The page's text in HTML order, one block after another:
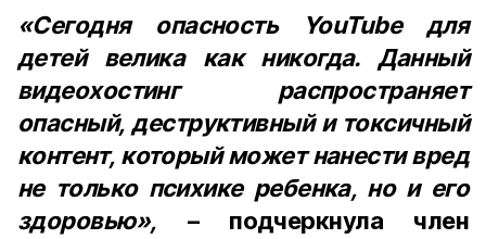
«Сегодня опасность YouTube для
детей велика как никогда. Данный
видеохостинг распространяет
опасный, деструктивный и токсичный
контент, который может нанести вред
не только психике ребенка, но и его
здоровью», – подчеркнула член